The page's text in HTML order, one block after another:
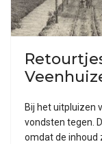
Bij het uitpluizen
vondsten tegen.
omdat de inhoud